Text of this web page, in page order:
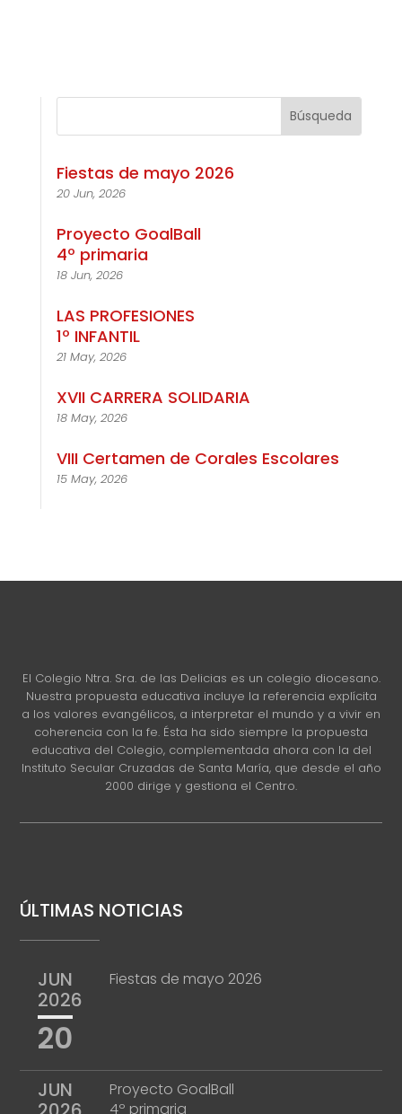
Fiestas de mayo 2026
20 Jun, 2026
Proyecto GoalBall
4º primaria
18 Jun, 2026
LAS PROFESIONES
1º INFANTIL
21 May, 2026
XVII CARRERA SOLIDARIA
18 May, 2026
VIII Certamen de Corales Escolares
15 May, 2026
El Colegio Ntra. Sra. de las Delicias es un colegio diocesano.
Nuestra propuesta educativa incluye la referencia explícita
a los valores evangélicos, a interpretar el mundo y a vivir en
coherencia con la fe. Ésta ha sido siempre la propuesta
educativa del Colegio, complementada ahora con la del
Instituto Secular Cruzadas de Santa María, que desde el año
2000 dirige y gestiona el Centro.
ÚLTIMAS NOTICIAS
JUN
2026
20
Fiestas de mayo 2026
JUN
Proyecto GoalBall
4º primaria